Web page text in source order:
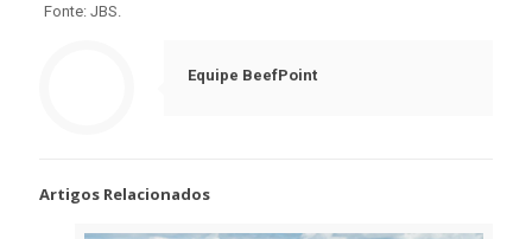
Fonte: JBS.
Equipe BeefPoint
Artigos Relacionados